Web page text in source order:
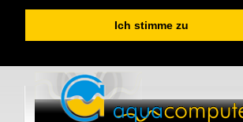
Ich stimme zu